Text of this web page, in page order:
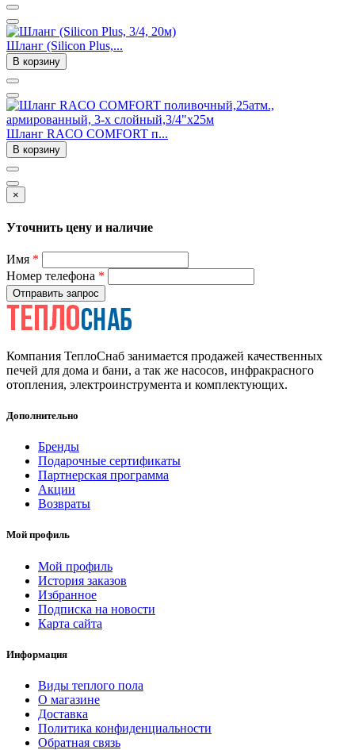
Шланг (Silicon Plus,...
В корзину
Шланг RACO COMFORT п...
В корзину
×
Уточнить цену и наличие
Имя *
Номер телефона *
Отправить запрос
Компания ТеплоСнаб занимается продажей качественных
печей для дома и бани, а так же насосов, инфракрасного
отопления, электроинструмента и комплектующих.
Дополнительно
Бренды
Подарочные сертификаты
Партнерская программа
Акции
Возвраты
Мой профиль
Мой профиль
История заказов
Избранное
Подписка на новости
Карта сайта
Информация
Виды теплого пола
О магазине
Доставка
Политика конфиденциальности
Обратная связь